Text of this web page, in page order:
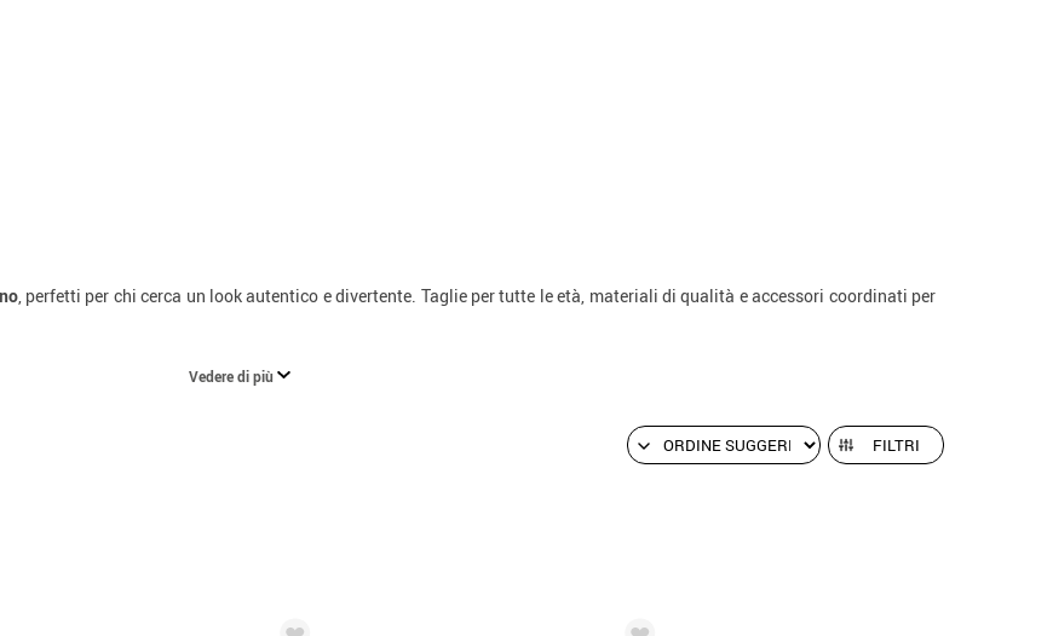
, perfetti per chi cerca un look autentico e divertente. Taglie per tutte le età, materiali di qualità e accessori coordinati per
Vedere di più
FILTRI